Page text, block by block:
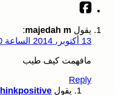
يقول majedah m
:
13 أكتوبر، 2014 الساعة 4:50 ص
مافهمت كيف طيب
Reply
يقول thinkpositive
: